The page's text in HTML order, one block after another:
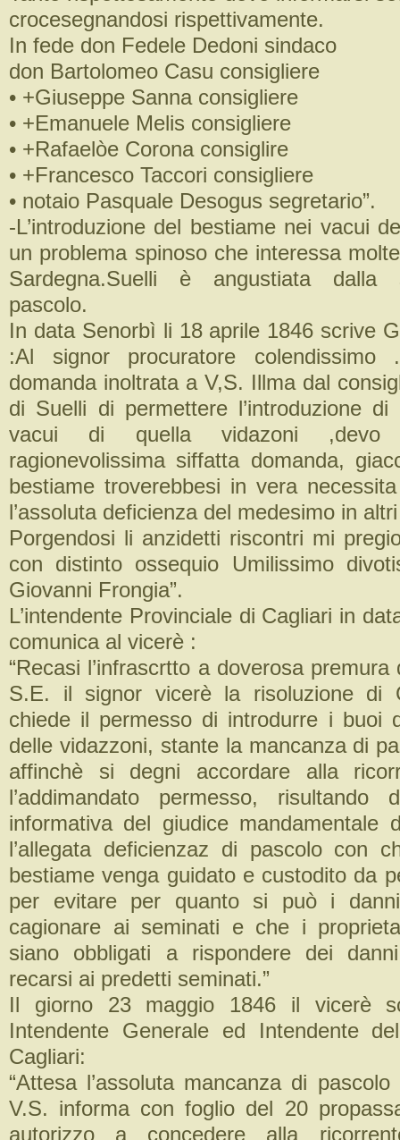
crocesegnandosi rispettivamente.
In fede don Fedele Dedoni sindaco
don Bartolomeo Casu consigliere
• +Giuseppe Sanna consigliere
• +Emanuele Melis consigliere
• +Rafaelòe Corona consiglire
• +Francesco Taccori consigliere
• notaio Pasquale Desogus segretario”.
-L’introduzione del bestiame nei vacui
un problema spinoso che interessa
Sardegna.Suelli è angustiata dalla
pascolo.
In data Senorbì li 18 aprile 1846 scrive
:Al signor procuratore colendissimo
domanda inoltrata a V,S. Illma dal
di Suelli di permettere l’introduzione
vacui di quella vidazoni ,devo
ragionevolissima siffatta domanda,
bestiame troverebbesi in vera
l’assoluta deficienza del medesimo in
Porgendosi li anzidetti riscontri mi
con distinto ossequio Umilissimo
Giovanni Frongia”.
L’intendente Provinciale di Cagliari in
comunica al vicerè :
“Recasi l’infrascrtto a doverosa
S.E. il signor vicerè la risoluzione di
chiede il permesso di introdurre i buoi
delle vidazzoni, stante la mancanza di
affinchè si degni accordare alla
l’addimandato permesso, risultando
informativa del giudice mandamentale
l’allegata deficienzaz di pascolo con
bestiame venga guidato e custodito da
per evitare per quanto si può i
cagionare ai seminati e che i
siano obbligati a rispondere dei
recarsi ai predetti seminati.”
Il giorno 23 maggio 1846 il vicerè
Intendente Generale ed Intendente
Cagliari:
“Attesa l’assoluta mancanza di
V.S. informa con foglio del 20
autorizzo a concedere alla